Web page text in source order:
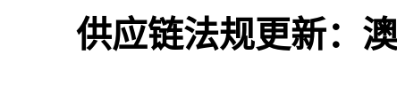
供应链法规更新：